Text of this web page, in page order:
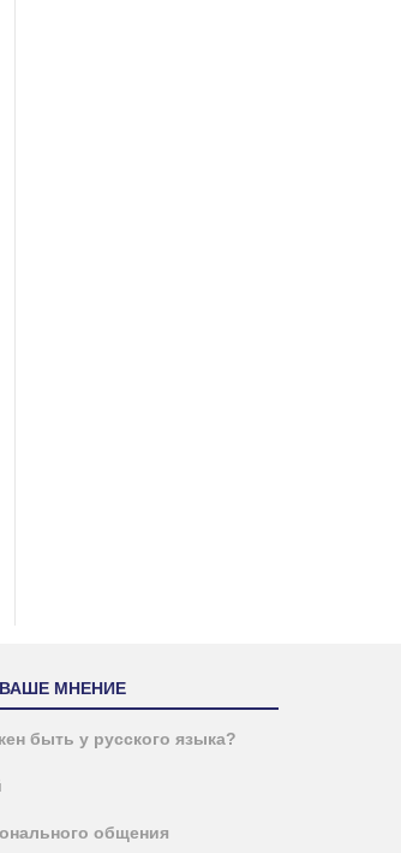
ВАШЕ МНЕНИЕ
быть у русского языка?
общения